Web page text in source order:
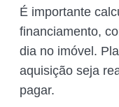
É importante
financiamento,
dia no imóvel.
aquisição seja
pagar.